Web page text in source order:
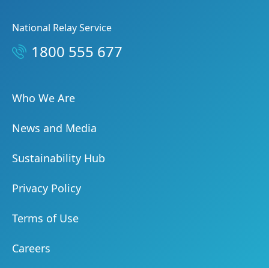
National Relay Service
1800 555 677
Who We Are
News and Media
Sustainability Hub
Privacy Policy
Terms of Use
Careers